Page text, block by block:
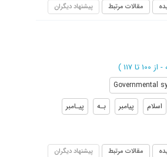
مقالات مرتبط پیشنهاد دیگران
از 100 تا 117 )
Governmental
اسلام پیامبر بـه
پیـامبر
مقالات مرتبط پیشنهاد دیگران